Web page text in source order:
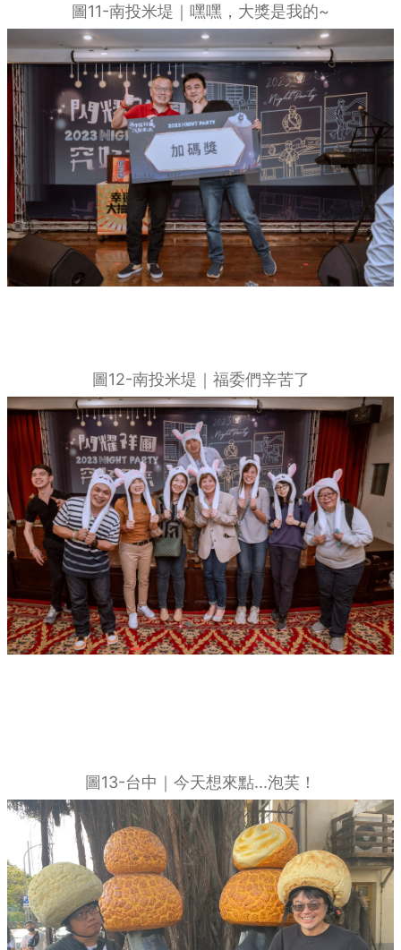
圖11-南投米堤｜嘿嘿，大獎是我的~
圖12-南投米堤｜福委們辛苦了
圖13-台中｜今天想來點...泡芙！